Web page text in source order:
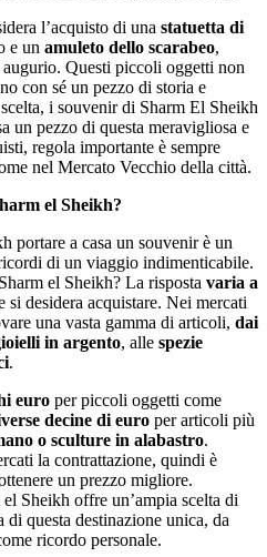
l’acquisto di una statuetta di
e un amuleto dello scarabeo,
Questi piccoli oggetti non
con sé un pezzo di storia e
i souvenir di Sharm El Sheikh
un pezzo di questa meravigliosa e
regola importante è sempre
nel Mercato Vecchio della città.
el Sheikh?
portare a casa un souvenir è un
di un viaggio indimenticabile.
el Sheikh? La risposta varia a
si desidera acquistare. Nei mercati
una vasta gamma di articoli, dai
in argento, alle spezie
.
euro per piccoli oggetti come
decine di euro per articoli più
o sculture in alabastro.
la contrattazione, quindi è
un prezzo migliore.
Sheikh offre un’ampia scelta di
di questa destinazione unica, da
ricordo personale.